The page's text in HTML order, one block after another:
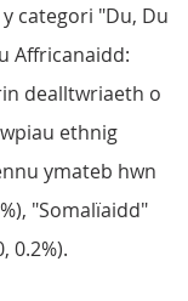
categori "Du, Du
Affricanaidd:
dealltwriaeth o
ethnig
ymateb hwn
"Somalïaidd"
0.2%).